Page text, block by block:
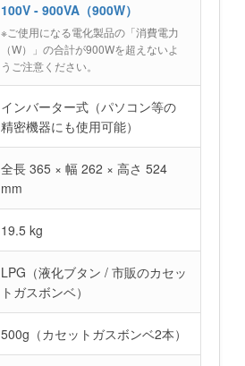
100V - 900VA（900W）
※ご使用になる電化製品の「消費電力
（W）」の合計が900Wを超えないよ
うご注意ください。
インバーター式（パソコン等の
精密機器にも使用可能）
全長 365 × 幅 262 × 高さ 524
mm
19.5 kg
LPG（液化ブタン / 市販のカセッ
トガスボンベ）
500g（カセットガスボンベ2本）